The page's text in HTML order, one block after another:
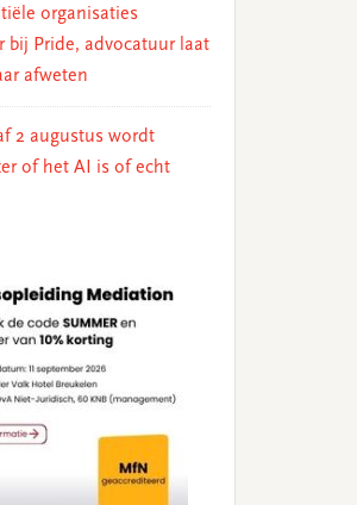
organisaties
bij Pride, advocatuur laat
afweten
2 augustus wordt
of het AI is of echt